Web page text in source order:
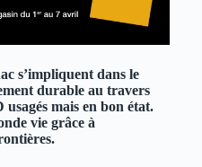
s’impliquent dans le
durable au travers
mais en bon état.
vie grâce à